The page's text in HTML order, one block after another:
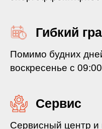
Гибкий
Помимо будних
воскресенье с
Сервис
Сервисный центр